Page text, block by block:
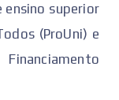
superior
(ProUni) e